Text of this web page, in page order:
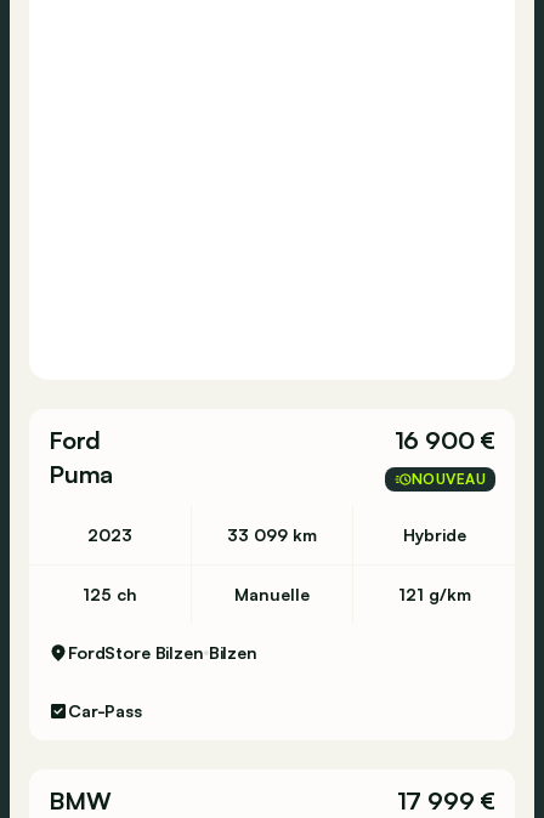
Ford
Puma
16 900 €
NOUVEAU
2023 33 099 km Hybride
125 ch Manuelle 121 g/km
FordStore Bilzen Bilzen
Car-Pass
BMW
17 999 €